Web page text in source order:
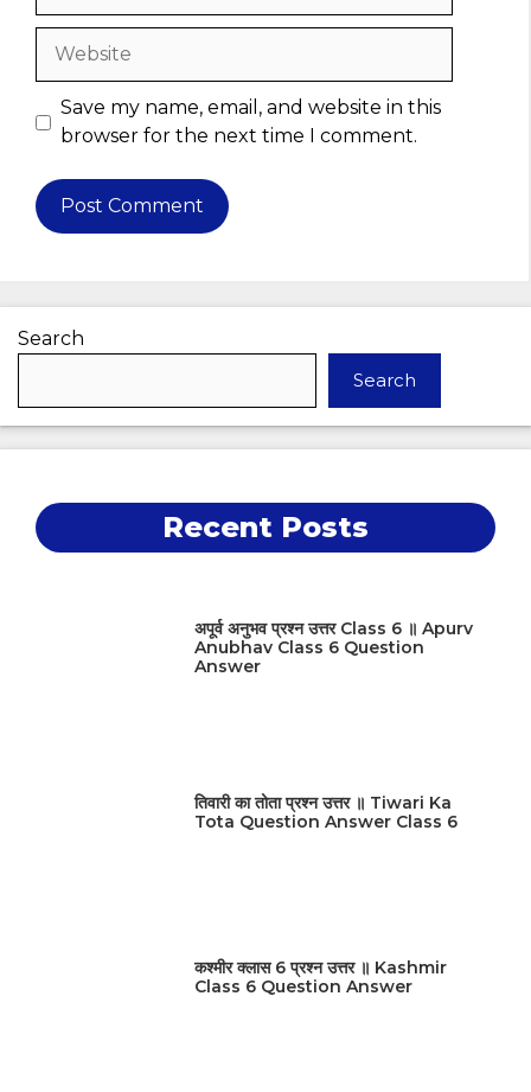
Website
Save my name, email, and website in this
browser for the next time I comment.
Search
Search
Recent Posts
अपूर्व अनुभव प्रश्न उत्तर Class 6 ॥ Apurv
Anubhav Class 6 Question
Answer
तिवारी का तोता प्रश्न उत्तर ॥ Tiwari Ka
Tota Question Answer Class 6
कश्मीर क्लास 6 प्रश्न उत्तर ॥ Kashmir
Class 6 Question Answer